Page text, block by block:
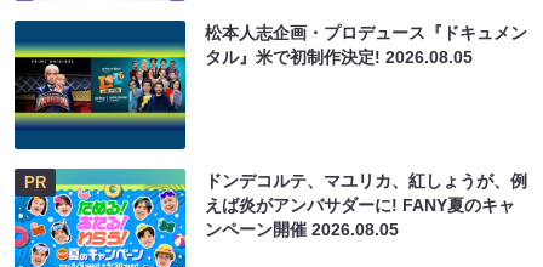
松本人志企画・プロデュース『ドキュメン
タル』米で初制作決定!2026.08.05
PR
ドンデコルテ、マユリカ、紅しょうが、例
えば炎がアンバサダーに! FANY夏のキャ
ンペーン開催2026.08.05